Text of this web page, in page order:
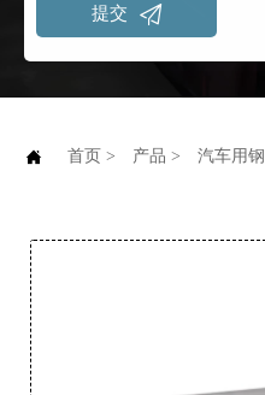
提交 
 首页 > 产品 > 汽车用钢